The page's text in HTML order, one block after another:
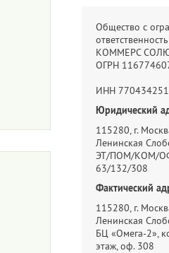
Общество с
КОММЕРС
ОГРН
ИНН
Юридический
115280, г.
Ленинская
ЭТ/ПОМ/КОМ/
63/132/308
Фактический
115280, г.
Ленинская
БЦ «Омега-2»,
этаж, оф. 308